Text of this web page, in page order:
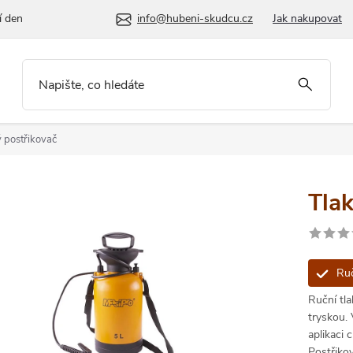
den info@hubeni-skudcu.cz Jak nakupovat
postřikovač
Ruční
tryskou.
aplikaci